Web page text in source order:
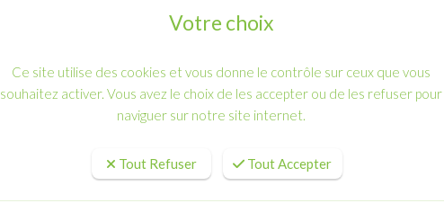
Appartement - Morillon
Votre choix
Ce site utilise des cookies et vous donne le contrôle sur ceux que vous
souhaitez activer. Vous avez le choix de les accepter ou de les refuser pour
naviguer sur notre site internet.
Tout Refuser Tout Accepter